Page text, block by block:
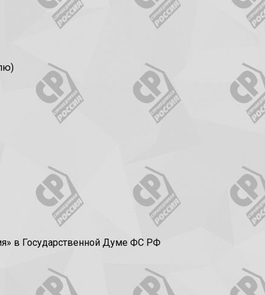
в Государственной Думе ФС РФ